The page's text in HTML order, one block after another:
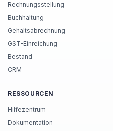
Rechnungsstellung
Buchhaltung
Gehaltsabrechnung
GST-Einreichung
Bestand
CRM
RESSOURCEN
Hilfezentrum
Dokumentation